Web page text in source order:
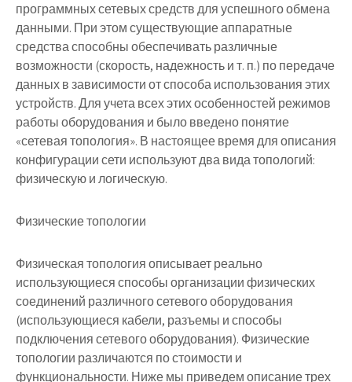
программных сетевых средств для успешного обмена
данными. При этом существующие аппаратные
средства способны обеспечивать различные
возможности (скорость, надежность и т. п.) по передаче
данных в зависимости от способа использования этих
устройств. Для учета всех этих особенностей режимов
работы оборудования и было введено понятие
«сетевая топология». В настоящее время для описания
конфигурации сети используют два вида топологий:
физическую и логическую.
Физические топологии
Физическая топология описывает реально
использующиеся способы организации физических
соединений различного сетевого оборудования
(использующиеся кабели, разъемы и способы
подключения сетевого оборудования). Физические
топологии различаются по стоимости и
функциональности. Ниже мы приведем описание трех